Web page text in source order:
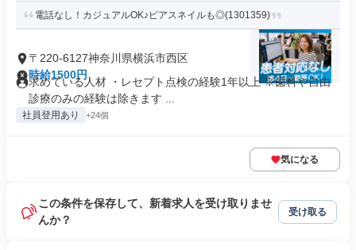
電話なし！カジュアルOK♪ピアスネイルも◎(1301359)
〒220-6127神奈川県横浜市西区
時給1500円
求めている人材 ・レセプト点検の経験1年以上 ※歯科や自由
診療のみの経験は除きます ...
社員登用あり +24個
気になる
この条件を保存して、新着求人を受け取りませ
んか？
受け取る